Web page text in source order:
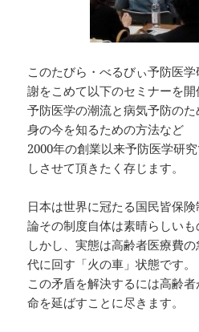
このたびら・べるびぃ予防医
謝をこめて以下のセミナーを開
予防医学の潮流と病気予防の
身の今を知るための方法など
2000年の創業以来予防医学研
しさせて頂きたく存じます。
日本は世界に冠たる国民皆保
論その制度自体は素晴らしいも
しかし、実態は高齢者医療費
代に回す「火の車」状態です。
この矛盾を解決するには高齢
命を延ばすことに尽きます。